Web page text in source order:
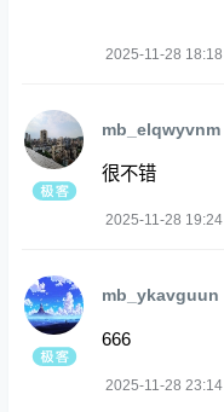
2025-11-28 18:18
mb_elqwyvnm
很不错
2025-11-28 19:24
mb_ykavguun
666
2025-11-28 23:14